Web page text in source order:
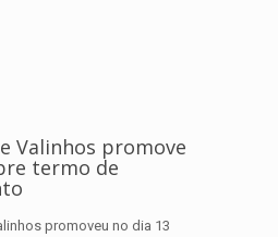
Valinhos promove
termo de
promoveu no dia 13